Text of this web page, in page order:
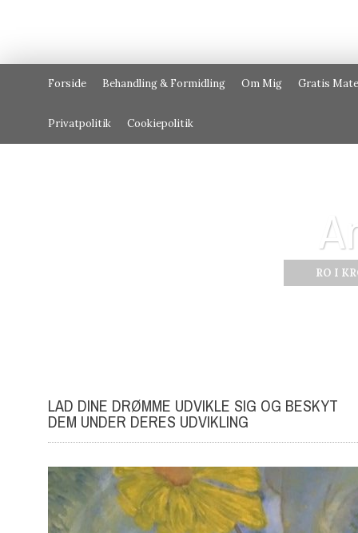
Forside Behandling & Formidling Om Mig Gratis
Privatpolitik Cookiepolitik
RO I
LAD DINE DRØMME UDVIKLE SIG OG BESKYT
DEM UNDER DERES UDVIKLING